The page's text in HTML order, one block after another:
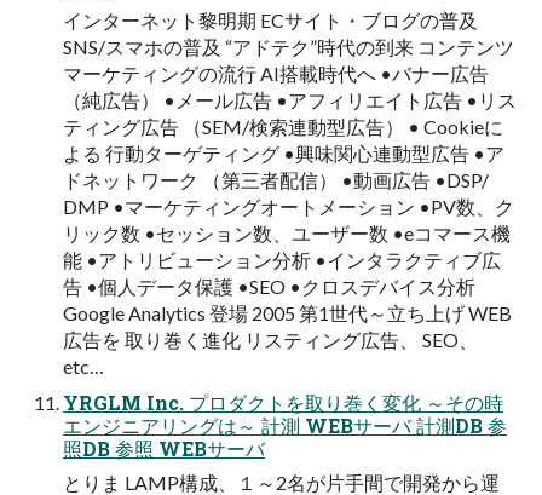
インターネット黎明期 ECサイト・ブログの普及
SNS/スマホの普及 “アドテク”時代の到来 コンテンツ
マーケティングの流行 AI搭載時代へ •バナー広告
（純広告） •メール広告 •アフィリエイト広告 •リス
ティング広告 （SEM/検索連動型広告） • Cookieに
よる 行動ターゲティング •興味関心連動型広告 •ア
ドネットワーク （第三者配信） •動画広告 •DSP/
DMP •マーケティングオートメーション •PV数、ク
リック数 •セッション数、ユーザー数 •eコマース機
能 •アトリビューション分析 •インタラクティブ広
告 •個人データ保護 •SEO •クロスデバイス分析
Google Analytics 登場 2005 第1世代～立ち上げ WEB
広告を 取り巻く進化 リスティング広告、 SEO、
etc…
YRGLM Inc. プロダクトを取り巻く変化 ～その時
エンジニアリングは～ 計測 WEBサーバ 計測DB 参
照DB 参照 WEBサーバ
とりま LAMP構成、１～2名が片手間で開発から運